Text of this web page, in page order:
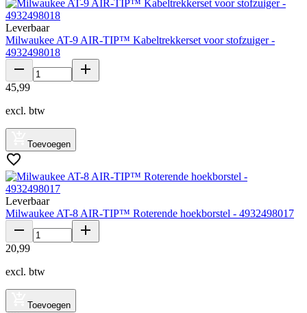
Leverbaar
Milwaukee AT-9 AIR-TIP™ Kabeltrekkerset voor stofzuiger -
4932498018
45,99
excl. btw
Toevoegen
Leverbaar
Milwaukee AT-8 AIR-TIP™ Roterende hoekborstel - 4932498017
20,99
excl. btw
Toevoegen